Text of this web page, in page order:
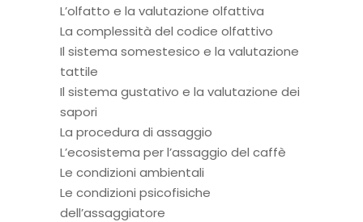
L’olfatto e la valutazione olfattiva
La complessità del codice olfattivo
Il sistema somestesico e la valutazione
tattile
Il sistema gustativo e la valutazione dei
sapori
La procedura di assaggio
L’ecosistema per l’assaggio del caffè
Le condizioni ambientali
Le condizioni psicofisiche
dell’assaggiatore